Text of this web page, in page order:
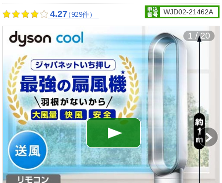
4.27（929件） WJD02-21462A
1 / 20